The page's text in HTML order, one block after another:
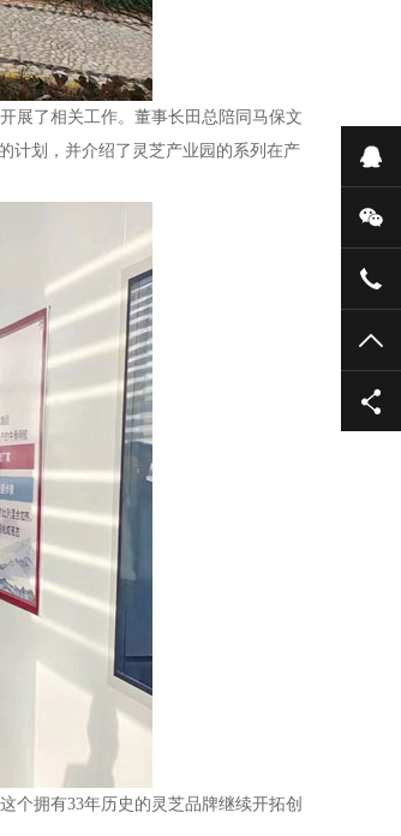
展了相关工作。董事长田总陪同马保文
计划，并介绍了灵芝产业园的系列在产
个拥有33年历史的灵芝品牌继续开拓创
在
微